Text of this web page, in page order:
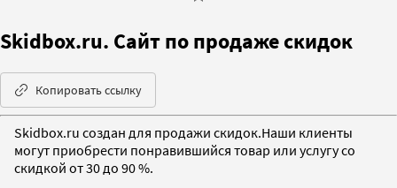
Skidbox.ru. Сайт по продаже скидок
Копировать ссылку
Skidbox.ru создан для продажи скидок.Наши клиенты
могут приобрести понравившийся товар или услугу со
скидкой от 30 до 90 %.